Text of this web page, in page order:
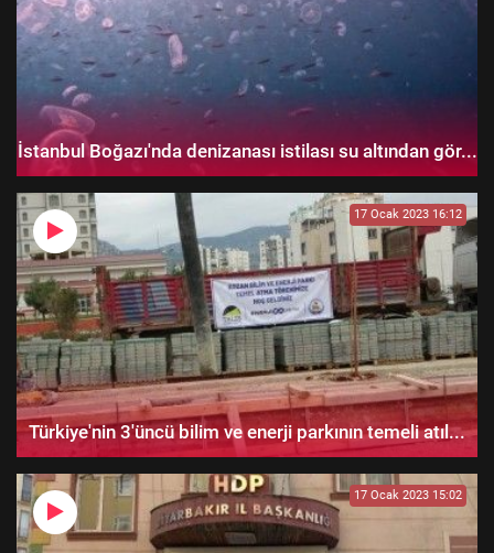
İstanbul Boğazı'nda denizanası istilası su altından gör...
17 Ocak 2023 16:12
Türkiye'nin 3'üncü bilim ve enerji parkının temeli atıl...
17 Ocak 2023 15:02